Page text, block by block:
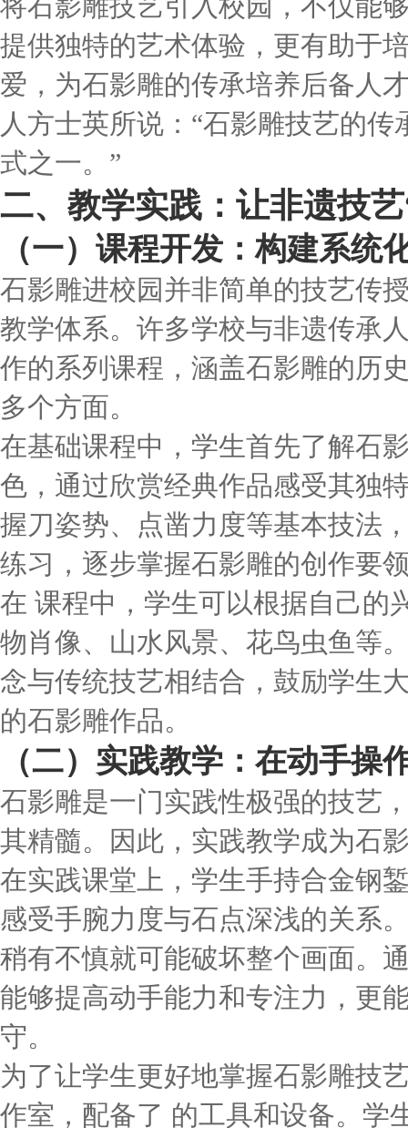
将石影雕技艺引入校园，不仅能
提供独特的艺术体验，更有助于
爱，为石影雕的传承培养后备人
人方士英所说：“石影雕技艺的
式之一。”
二、教学实践：让非遗技
（一）课程开发：构建系统
石影雕进校园并非简单的技艺传
教学体系。许多学校与非遗传承
作的系列课程，涵盖石影雕的历
多个方面。
在基础课程中，学生首先了解石
色，通过欣赏经典作品感受其独
握刀姿势、点凿力度等基本技法
练习，逐步掌握石影雕的创作要
在 课程中，学生可以根据自己的
物肖像、山水风景、花鸟虫鱼等
念与传统技艺相结合，鼓励学生
的石影雕作品。
（二）实践教学：在动手操
石影雕是一门实践性极强的技艺
其精髓。因此，实践教学成为石
在实践课堂上，学生手持合金钢
感受手腕力度与石点深浅的关系
稍有不慎就可能破坏整个画面。
能够提高动手能力和专注力，更
守。
为了让学生更好地掌握石影雕技
作室，配备了 的工具和设备。学